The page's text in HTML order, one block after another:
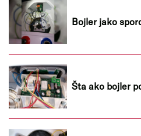
Bojler jako
Šta ako bojler